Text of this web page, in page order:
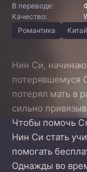
В переводе:
Качество:
Романтика
Нин Си,
потерявшемуся
потерял мать в
сильно
Чтобы помочь
Нин Си стать
помогать
Однажды во